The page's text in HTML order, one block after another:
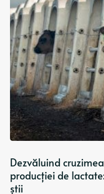
Dezvăluind
producției de
știi